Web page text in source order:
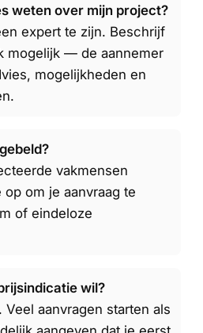
weten over mijn project?
expert te zijn. Beschrijf
mogelijk — de aannemer
mogelijkheden en
vakmensen
om je aanvraag te
of eindeloze
wil?
aanvragen starten als